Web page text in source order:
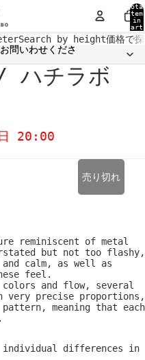
in
0
Search by height価格で
問いわせくださ
問いわせくださ
ハチラボ
日 20:00
売り切れ
reminiscent of metal
but not too flashy,
calm, as well as
feel.
and flow, several
very precise proportions,
pattern, meaning that each
individual differences in